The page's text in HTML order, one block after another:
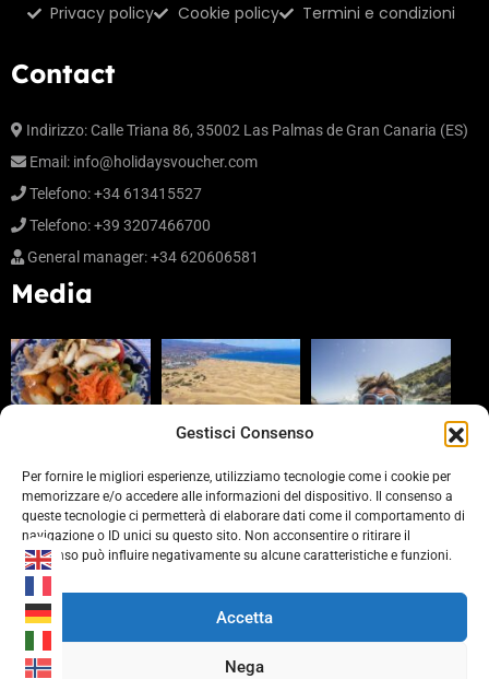
Gestisci Consenso
Per fornire le migliori esperienze, utilizziamo tecnologie come i cookie per
memorizzare e/o accedere alle informazioni del dispositivo. Il consenso a
queste tecnologie ci permetterà di elaborare dati come il comportamento di
navigazione o ID unici su questo sito. Non acconsentire o ritirare il
consenso può influire negativamente su alcune caratteristiche e funzioni.
Accetta
Nega
Privacy policy Cookie policy Termini e condizioni
Contact
Indirizzo: Calle Triana 86, 35002 Las Palmas de Gran Canaria (ES)
Email: info@holidaysvoucher.com
Telefono: +34 613415527
Telefono: +39 3207466700
General manager: +34 620606581
Media
Partners
https://www.laprovinciacv.it/
https://www.civonline.it/
https://b-rewards.it/